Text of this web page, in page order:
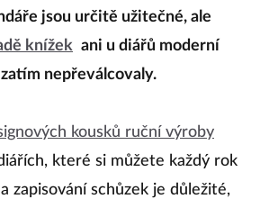
jsou určitě užitečné, ale
knížek ani u diářů moderní
nepřeválcovaly.
kousků ruční výroby
které si můžete každý rok
zapisování schůzek je důležité,